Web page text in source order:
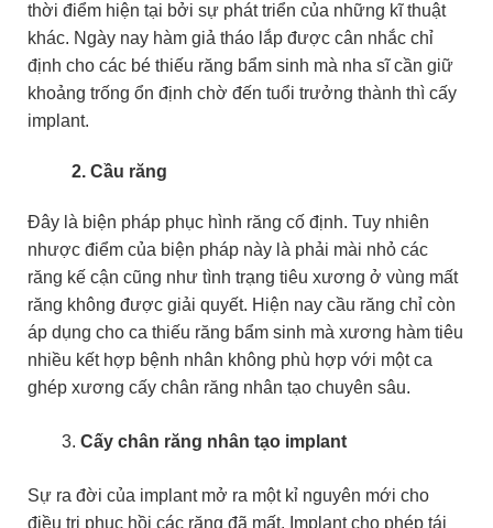
thời điểm hiện tại bởi sự phát triển của những kĩ thuật
khác. Ngày nay hàm giả tháo lắp được cân nhắc chỉ
định cho các bé thiếu răng bẩm sinh mà nha sĩ cần giữ
khoảng trống ổn định chờ đến tuổi trưởng thành thì cấy
implant.
2. Cầu răng
Đây là biện pháp phục hình răng cố định. Tuy nhiên
nhược điểm của biện pháp này là phải mài nhỏ các
răng kế cận cũng như tình trạng tiêu xương ở vùng mất
răng không được giải quyết. Hiện nay cầu răng chỉ còn
áp dụng cho ca thiếu răng bẩm sinh mà xương hàm tiêu
nhiều kết hợp bệnh nhân không phù hợp với một ca
ghép xương cấy chân răng nhân tạo chuyên sâu.
Cấy chân răng nhân tạo implant
Sự ra đời của implant mở ra một kỉ nguyên mới cho
điều trị phục hồi các răng đã mất. Implant cho phép tái